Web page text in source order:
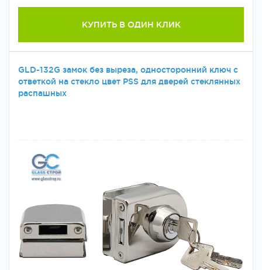
КУПИТЬ В ОДИН КЛИК
GLD-132G замок без выреза, односторонний ключ с
ответкой на стекло цвет РSS для дверей стеклянных
распашных